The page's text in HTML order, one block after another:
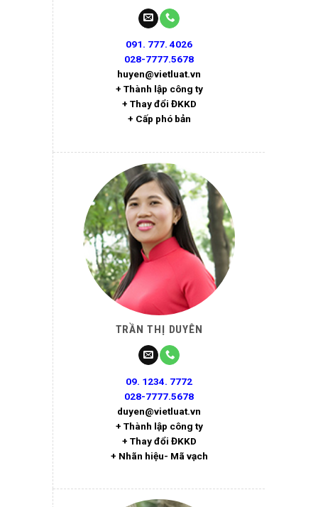
091. 777. 4026
028-7777.5678
huyen@vietluat.vn
+ Thành lập công ty
+ Thay đổi ĐKKD
+ Cấp phó bản
TRẦN THỊ DUYÊN
09. 1234. 7772
028-7777.5678
duyen@vietluat.vn
+ Thành lập công ty
+ Thay đổi ĐKKD
+ Nhãn hiệu- Mã vạch